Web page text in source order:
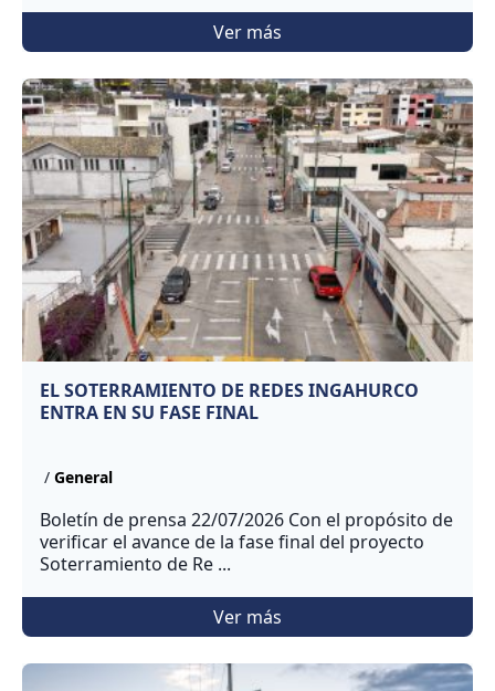
Ver más
EL SOTERRAMIENTO DE REDES INGAHURCO
ENTRA EN SU FASE FINAL
/ General
Boletín de prensa 22/07/2026 Con el propósito de
verificar el avance de la fase final del proyecto
Soterramiento de Re ...
Ver más